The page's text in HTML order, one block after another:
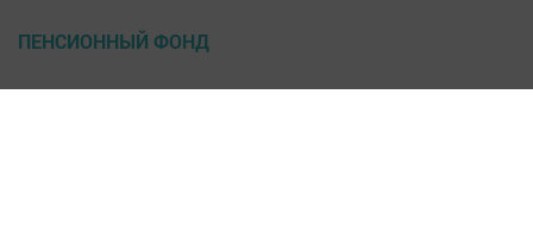
ПЕНСИОННЫЙ ФОНД
УСЛУГИ